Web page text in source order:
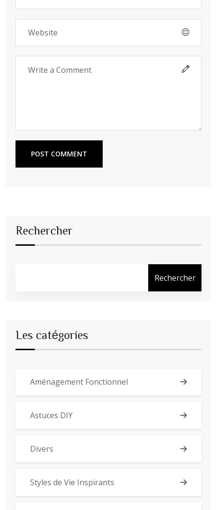
POST COMMENT
Rechercher
Rechercher
Les catégories
Aménagement Fonctionnel
Astuces DIY
Divers
Styles de Vie Inspirants